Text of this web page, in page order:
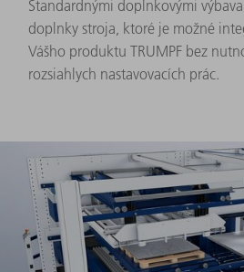
Štandardnými doplnkovými
doplnky stroja, ktoré je možné
Vášho produktu TRUMPF bez
rozsiahlych nastavovacích prác.